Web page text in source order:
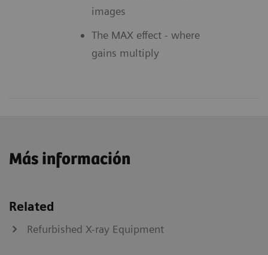
images
The MAX effect - where
gains multiply
Más información
Related
Refurbished X-ray Equipment